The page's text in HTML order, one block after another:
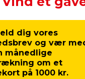
dig vores
og vær
månedlige
om et
på 1000 kr.